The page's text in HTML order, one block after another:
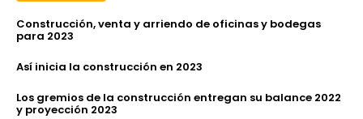
Construcción, venta y arriendo de oficinas y bodegas
para 2023
Así inicia la construcción en 2023
Los gremios de la construcción entregan su balance 2022
y proyección 2023